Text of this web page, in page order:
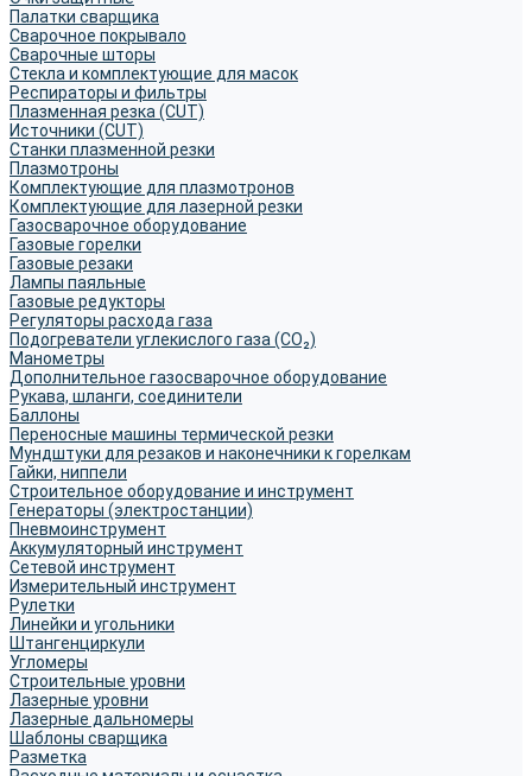
Палатки сварщика
Сварочное покрывало
Сварочные шторы
Стекла и комплектующие для масок
Респираторы и фильтры
Плазменная резка (CUT)
Источники (CUT)
Станки плазменной резки
Плазмотроны
Комплектующие для плазмотронов
Комплектующие для лазерной резки
Газосварочное оборудование
Газовые горелки
Газовые резаки
Лампы паяльные
Газовые редукторы
Регуляторы расхода газа
Подогреватели углекислого газа (CO₂)
Манометры
Дополнительное газосварочное оборудование
Рукава, шланги, соединители
Баллоны
Переносные машины термической резки
Мундштуки для резаков и наконечники к горелкам
Гайки, ниппели
Строительное оборудование и инструмент
Генераторы (электростанции)
Пневмоинструмент
Аккумуляторный инструмент
Сетевой инструмент
Измерительный инструмент
Рулетки
Линейки и угольники
Штангенциркули
Угломеры
Строительные уровни
Лазерные уровни
Лазерные дальномеры
Шаблоны сварщика
Разметка